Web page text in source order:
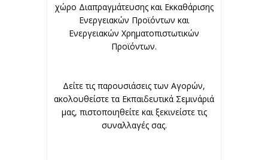
χώρο Διαπραγμάτευσης και Εκκαθάρισης
Ενεργειακών Προϊόντων και
Ενεργειακών Χρηματοπιστωτικών
Προϊόντων.
Δείτε τις παρουσιάσεις των Αγορών,
ακολουθείστε τα Εκπαιδευτικά Σεμινάριά
μας, πιστοποιηθείτε και ξεκινείστε τις
συναλλαγές σας.